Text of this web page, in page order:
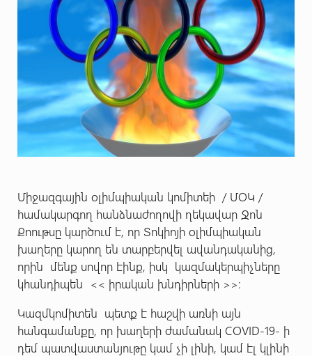
Միջազգային օլիմպիական կոմիտեի / ՄՕԿ /
համակարգող հանձնաժողովի ղեկավար Ջոն
Քոութսը կարծում է, որ Տոկիոյի օլիմպիական
խաղերը կարող են տարբերվել ավանդականից,
որին մենք սովոր էինք, իսկ կազմակերպիչները
կհանդիպեն << իրական խնդիրների >>։
Կազմկոմիտեն պետք է հաշվի առնի այն
հանգամանքը, որ խաղերի ժամանակ COVID-19- ի
դեմ պատվաստանյութը կամ չի լինի, կամ էլ կլինի